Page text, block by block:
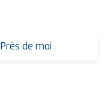
Près de moi